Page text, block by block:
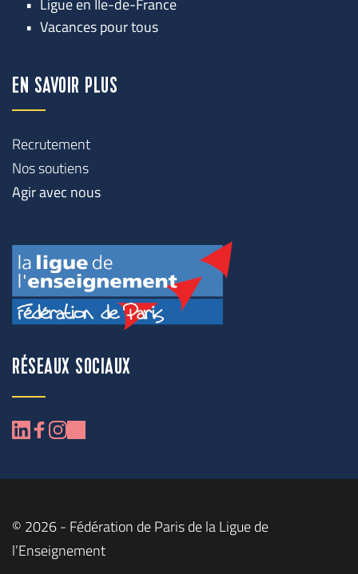
Ligue en Île-de-France
Vacances pour tous
EN SAVOIR PLUS
Recrutement
Nos soutiens
Agir avec nous
RÉSEAUX SOCIAUX
© 2026 - Fédération de Paris de la Ligue de
l’Enseignement